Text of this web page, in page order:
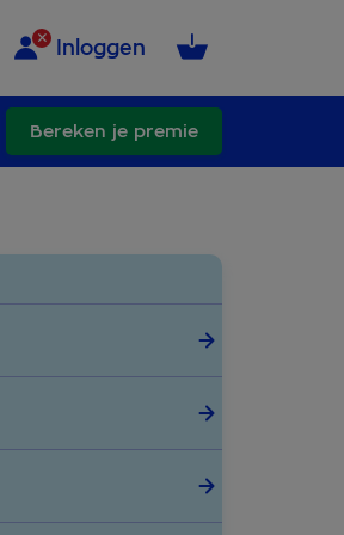
Inloggen
Bereken je premie